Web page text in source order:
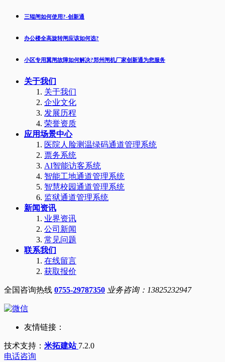
三辊闸如何使用?-创新通
办公楼全高旋转闸应该如何选?
小区专用翼闸故障如何解决?郑州闸机厂家创新通为您服务
关于我们
关于我们
企业文化
发展历程
荣誉资质
应用场景中心
医院人脸测温绿码通道管理系统
票务系统
AI智能访客系统
智能工地通道管理系统
智慧校园通道管理系统
监狱通道管理系统
新闻资讯
业界资讯
公司新闻
常见问题
联系我们
在线留言
获取报价
全国咨询热线 0755-29787350 业务咨询：13825232947
友情链接：
技术支持： 米拓建站 7.2.0
电话咨询